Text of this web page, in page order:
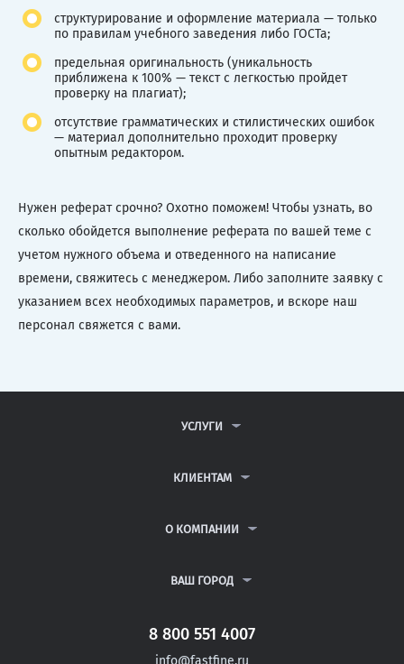
структурирование и оформление материала — только
по правилам учебного заведения либо ГОСТа;
предельная оригинальность (уникальность
приближена к 100% — текст с легкостью пройдет
проверку на плагиат);
отсутствие грамматических и стилистических ошибок
— материал дополнительно проходит проверку
опытным редактором.
Нужен реферат срочно? Охотно поможем! Чтобы узнать, во
сколько обойдется выполнение реферата по вашей теме с
учетом нужного объема и отведенного на написание
времени, свяжитесь с менеджером. Либо заполните заявку с
указанием всех необходимых параметров, и вскоре наш
персонал свяжется с вами.
УСЛУГИ
ДИПЛОМНЫЕ РАБОТЫ
РЕФЕРАТЫ
КЛИЕНТАМ
ВОПРОСЫ И ОТВЕТЫ
ПОЛИТИКА КОНФИДЕНЦИАЛЬНОСТИ
О КОМПАНИИ
КОНТАКТЫ
ВАШ ГОРОД
САНКТ-ПЕТЕРБУРГ
НОВОЧЕРКАССК
8 800 551 4007
info@fastfine.ru